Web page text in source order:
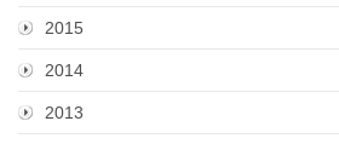
2015
2014
2013